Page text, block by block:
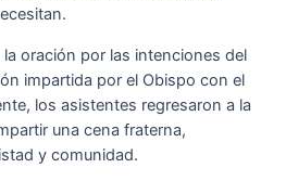
oración por las intenciones del
impartida por el Obispo con el
los asistentes regresaron a la
una cena fraterna,
y comunidad.